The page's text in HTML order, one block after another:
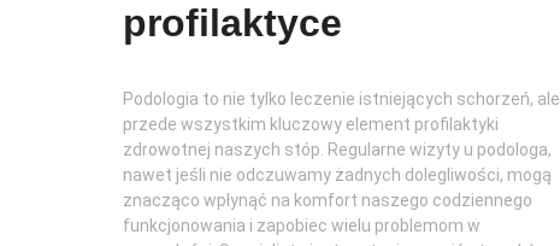
profilaktyce
Podologia to nie tylko leczenie istniejących schorzeń, ale
przede wszystkim kluczowy element profilaktyki
zdrowotnej naszych stóp. Regularne wizyty u podologa,
nawet jeśli nie odczuwamy żadnych dolegliwości, mogą
znacząco wpłynąć na komfort naszego codziennego
funkcjonowania i zapobiec wielu problemom w